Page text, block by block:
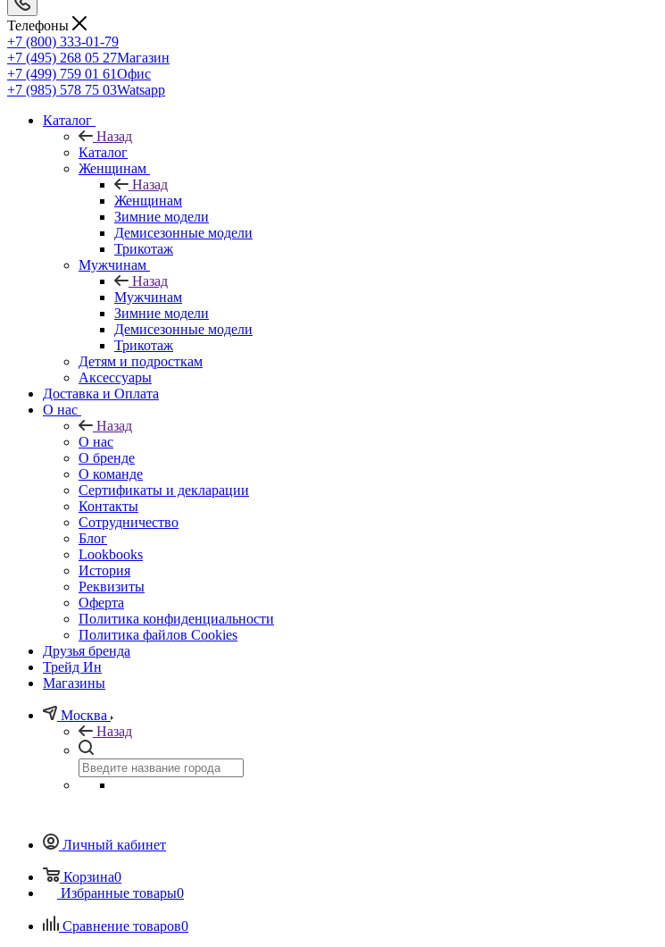
Телефоны
+7 (800) 333-01-79
+7 (495) 268 05 27Магазин
+7 (499) 759 01 61Офис
+7 (985) 578 75 03Watsapp
Каталог
Назад
Каталог
Женщинам
Назад
Женщинам
Зимние модели
Демисезонные модели
Трикотаж
Мужчинам
Назад
Мужчинам
Зимние модели
Демисезонные модели
Трикотаж
Детям и подросткам
Аксессуары
Доставка и Оплата
О нас
Назад
О нас
О бренде
О команде
Сертификаты и декларации
Контакты
Сотрудничество
Блог
Lookbooks
История
Реквизиты
Оферта
Политика конфиденциальности
Политика файлов Cookies
Друзья бренда
Трейд Ин
Магазины
Москва
Назад
Личный кабинет
Корзина0
Избранные товары0
Сравнение товаров0